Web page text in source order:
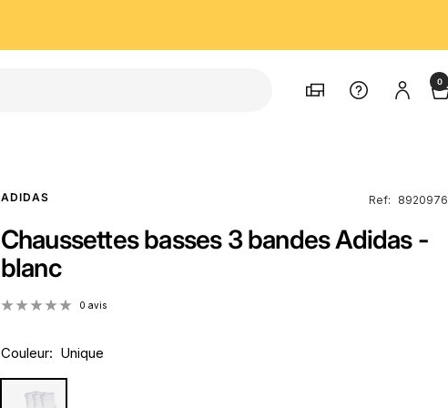
MagasinsSupport 0
ADIDAS
Chaussettes basses 3 bandes Adidas -
blanc
0 avis
Ref: 8920976
Couleur: Unique